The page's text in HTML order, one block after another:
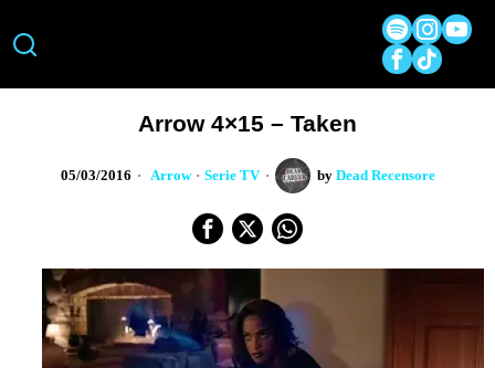
Arrow 4×15 – Taken
05/03/2016 Arrow · Serie TV by Dead Recensore